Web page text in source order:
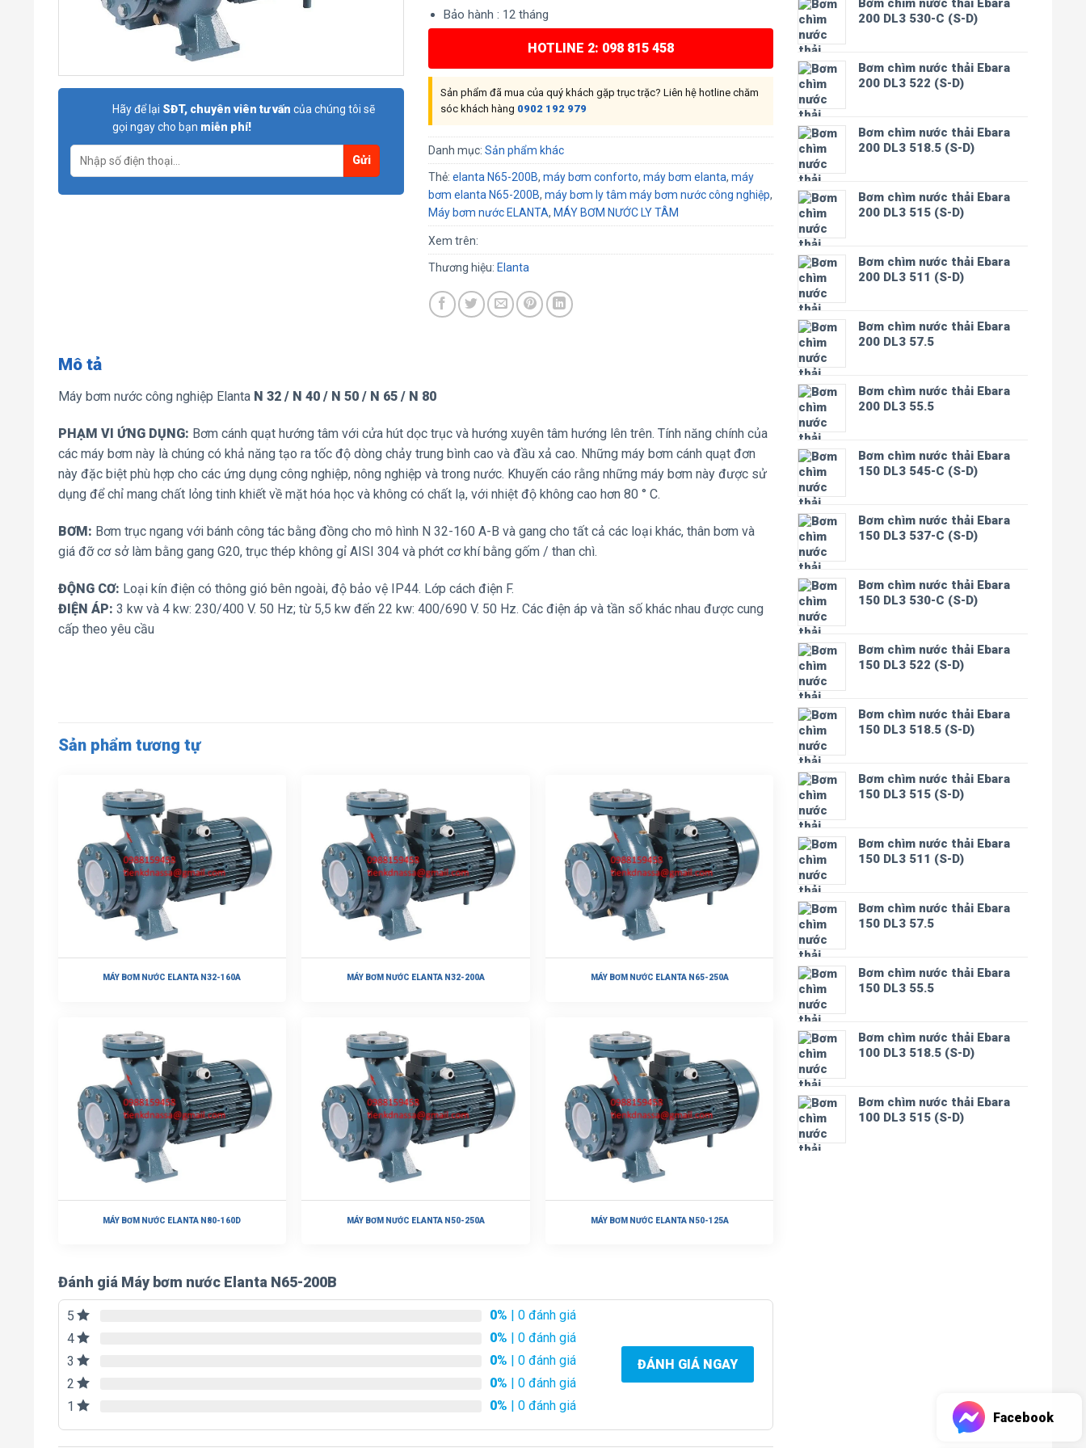
Bơm chìm nước thải Ebara
200 DL3 530-C (S-D)
Bơm chìm nước thải Ebara
200 DL3 522 (S-D)
Bơm chìm nước thải Ebara
200 DL3 518.5 (S-D)
Bơm chìm nước thải Ebara
200 DL3 515 (S-D)
Bơm chìm nước thải Ebara
200 DL3 511 (S-D)
Bơm chìm nước thải Ebara
200 DL3 57.5
Bơm chìm nước thải Ebara
200 DL3 55.5
Bơm chìm nước thải Ebara
150 DL3 545-C (S-D)
Bơm chìm nước thải Ebara
150 DL3 537-C (S-D)
Bơm chìm nước thải Ebara
150 DL3 530-C (S-D)
Bơm chìm nước thải Ebara
150 DL3 522 (S-D)
Bơm chìm nước thải Ebara
150 DL3 518.5 (S-D)
Bơm chìm nước thải Ebara
150 DL3 515 (S-D)
Bơm chìm nước thải Ebara
150 DL3 511 (S-D)
Bơm chìm nước thải Ebara
150 DL3 57.5
Bơm chìm nước thải Ebara
150 DL3 55.5
Bơm chìm nước thải Ebara
100 DL3 518.5 (S-D)
Bơm chìm nước thải Ebara
100 DL3 515 (S-D)
Hãy để lại SĐT, chuyên viên tư vấn của chúng tôi sẽ
gọi ngay cho bạn miễn phí!
Bảo hành : 12 tháng
HOTLINE 2: 098 815 458
Sản phẩm đã mua của quý khách gặp trục trặc? Liên hệ hotline chăm
sóc khách hàng 0902 192 979
Danh mục: Sản phẩm khác
Thẻ: elanta N65-200B, máy bơm conforto, máy bơm elanta, máy
bơm elanta N65-200B, máy bơm ly tâm máy bơm nước công nghiệp,
Máy bơm nước ELANTA, MÁY BƠM NƯỚC LY TÂM
Xem trên:
Thương hiệu: Elanta
Mô tả
Máy bơm nước công nghiệp Elanta N 32 / N 40 / N 50 / N 65 / N 80
PHẠM VI ỨNG DỤNG: Bơm cánh quạt hướng tâm với cửa hút dọc trục và hướng xuyên tâm hướng lên trên. Tính năng chính của
các máy bơm này là chúng có khả năng tạo ra tốc độ dòng chảy trung bình cao và đầu xả cao. Những máy bơm cánh quạt đơn
này đặc biệt phù hợp cho các ứng dụng công nghiệp, nông nghiệp và trong nước. Khuyến cáo rằng những máy bơm này được sử
dụng để chỉ mang chất lỏng tinh khiết về mặt hóa học và không có chất lạ, với nhiệt độ không cao hơn 80 ° C.
BƠM: Bơm trục ngang với bánh công tác bằng đồng cho mô hình N 32-160 A-B và gang cho tất cả các loại khác, thân bơm và
giá đỡ cơ sở làm bằng gang G20, trục thép không gỉ AISI 304 và phớt cơ khí bằng gốm / than chì.
ĐỘNG CƠ: Loại kín điện có thông gió bên ngoài, độ bảo vệ IP44. Lớp cách điện F.
ĐIỆN ÁP: 3 kw và 4 kw: 230/400 V. 50 Hz; từ 5,5 kw đến 22 kw: 400/690 V. 50 Hz. Các điện áp và tần số khác nhau được cung
cấp theo yêu cầu
Sản phẩm tương tự
MÁY BƠM NƯỚC ELANTA N32-160A MÁY BƠM NƯỚC ELANTA N32-200A MÁY BƠM NƯỚC ELANTA N65-250A
MÁY BƠM NƯỚC ELANTA N80-160D MÁY BƠM NƯỚC ELANTA N50-250A MÁY BƠM NƯỚC ELANTA N50-125A
Đánh giá Máy bơm nước Elanta N65-200B
5 0% | 0 đánh giá
4
0% | 0 đánh giá
3
0% | 0 đánh giá
2
0% | 0 đánh giá
1
0% | 0 đánh giá
ĐÁNH GIÁ NGAY
Facebook